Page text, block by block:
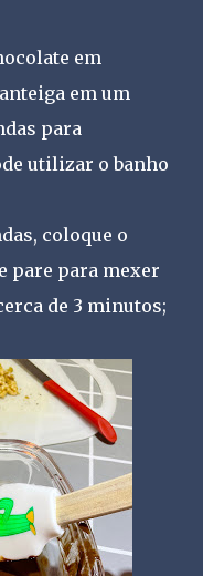
em
em um
para
utilizar o banho
coloque o
pare para mexer
de 3 minutos;